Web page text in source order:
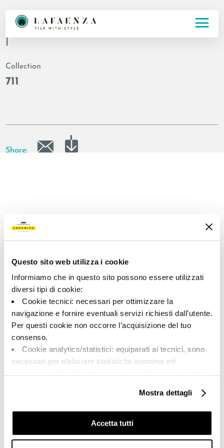
Questo sito web utilizza i cookie
Informiamo che in questo sito possono essere utilizzati
diversi tipi di cookie:
Cookie tecnici: necessari per ottimizzare la
navigazione e fornire eventuali servizi richiesti dall’utente.
Per questi cookie non occorre l’acquisizione del tuo
consenso.
Cookie analytics/statistici: equiparati ai tecnici, sono
necessari per elaborare statistiche anonime ed
Cookie di profilazione/marketing: sono utilizzati, solo
previo tuo consenso, per esaminare le tue abitudini di
navigazione e mostrarti quindi avvisi pubblicitari mirati, in
linea con le tue preferenze.
Mostra dettagli
Accetta tutti
Code
|
Collection
711
Share:
Via Vittorio Veneto, 13 - 40026 Imola (BO)
Tel: +39 0542 601601
BRAND
CERTIFICATION
COLLECTIONS
FAQ
CONTACTS
RÉSEAU DE VENTE